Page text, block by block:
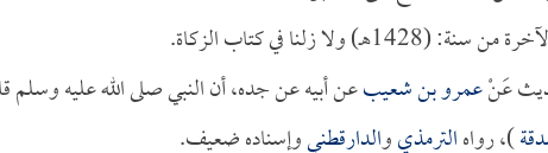
زلنا في كتاب الزكاة.
عمرو بن شعيبعن أبيه عن جده، أن النبي صلى الله عليه وسلم
)، رواهالترمذيوالدارقطنيوإسناده ضعيف.